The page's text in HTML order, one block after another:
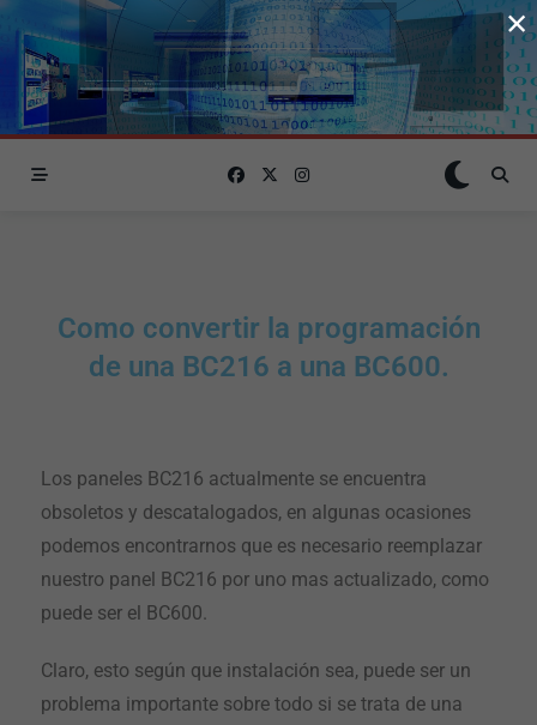
Como convertir la programación
de una BC216 a una BC600.
Los paneles BC216 actualmente se encuentra
obsoletos y descatalogados, en algunas ocasiones
podemos encontrarnos que es necesario reemplazar
nuestro panel BC216 por uno mas actualizado, como
puede ser el BC600.
Claro, esto según que instalación sea, puede ser un
problema importante sobre todo si se trata de una
×